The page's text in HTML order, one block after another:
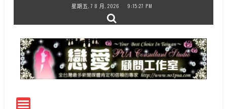
content
星期五, 7 8 月, 2026 9:15:28 PM